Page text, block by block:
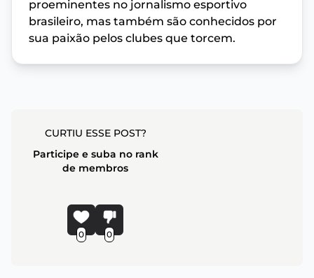
proeminentes no jornalismo esportivo
brasileiro, mas também são conhecidos por
sua paixão pelos clubes que torcem.
CURTIU ESSE POST?
Participe e suba no rank
de membros
0 0